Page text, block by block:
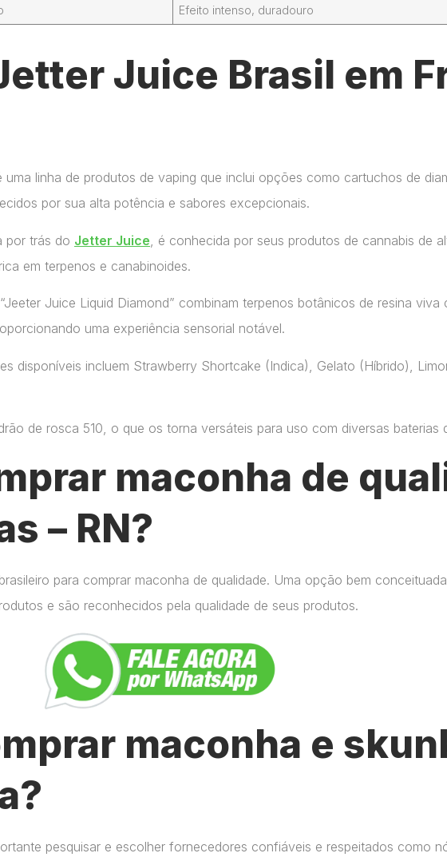
Efeito intenso, duradouro
Juice Brasil em
uma linha de produtos de vaping que inclui opções como cartuchos de
por sua alta potência e sabores excepcionais.
por trás do Jetter Juice , é conhecida por seus produtos de cannabis de
em terpenos e canabinoides.
Juice Liquid Diamond” combinam terpenos botânicos de resina viva
uma experiência sensorial notável.
disponíveis incluem Strawberry Shortcake (Indica), Gelato (Híbrido),
de rosca 510, o que os torna versáteis para uso com diversas baterias
maconha de
– RN?
para comprar maconha de qualidade. Uma opção bem
e são reconhecidos pela qualidade de seus produtos.
maconha e
pesquisar e escolher fornecedores confiáveis e respeitados como